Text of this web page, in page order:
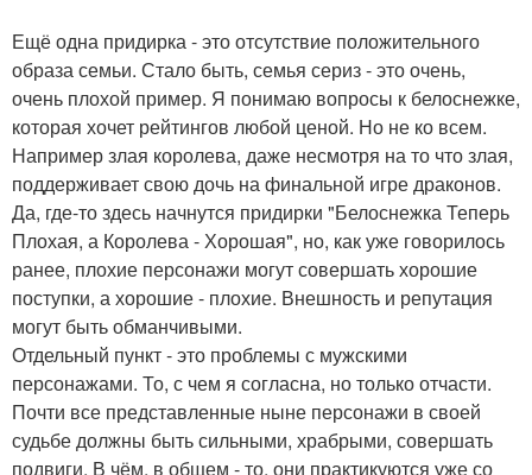
Ещё одна придирка - это отсутствие положительного
образа семьи. Стало быть, семья сериз - это очень,
очень плохой пример. Я понимаю вопросы к белоснежке,
которая хочет рейтингов любой ценой. Но не ко всем.
Например злая королева, даже несмотря на то что злая,
поддерживает свою дочь на финальной игре драконов.
Да, где-то здесь начнутся придирки "Белоснежка Теперь
Плохая, а Королева - Хорошая", но, как уже говорилось
ранее, плохие персонажи могут совершать хорошие
поступки, а хорошие - плохие. Внешность и репутация
могут быть обманчивыми.
Отдельный пункт - это проблемы с мужскими
персонажами. То, с чем я согласна, но только отчасти.
Почти все представленные ныне персонажи в своей
судьбе должны быть сильными, храбрыми, совершать
подвиги. В чём, в общем - то, они практикуются уже со